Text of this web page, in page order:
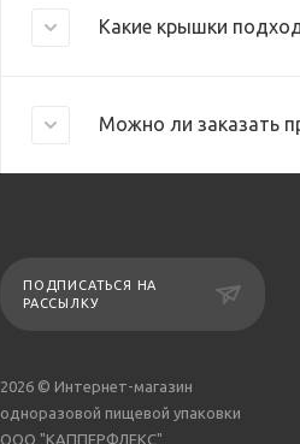
Какие крышки
Можно ли заказать
ПОДПИСАТЬСЯ НА
РАССЫЛКУ
2026 © Интернет-магазин
одноразовой пищевой упаковки
ООО "КАППЕРФЛЕКС"